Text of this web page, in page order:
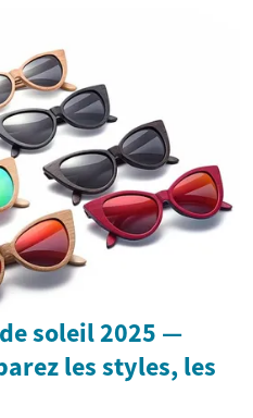
soleil 2025 —
les styles, les